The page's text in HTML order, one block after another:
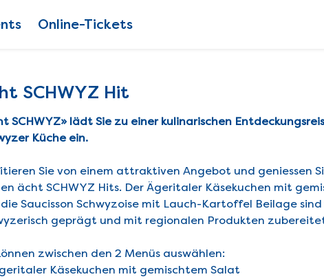
Online-Tickets
SCHWYZ Hit
SCHWYZ» lädt Sie zu einer kulinarischen
Küche ein.
Sie von einem attraktiven Angebot und geniessen
ächt SCHWYZ Hits. Der Ägeritaler Käsekuchen mit
Saucisson Schwyzoise mit Lauch-Kartoffel Beilage
geprägt und mit regionalen Produkten
zwischen den 2 Menüs auswählen:
Käsekuchen mit gemischtem Salat